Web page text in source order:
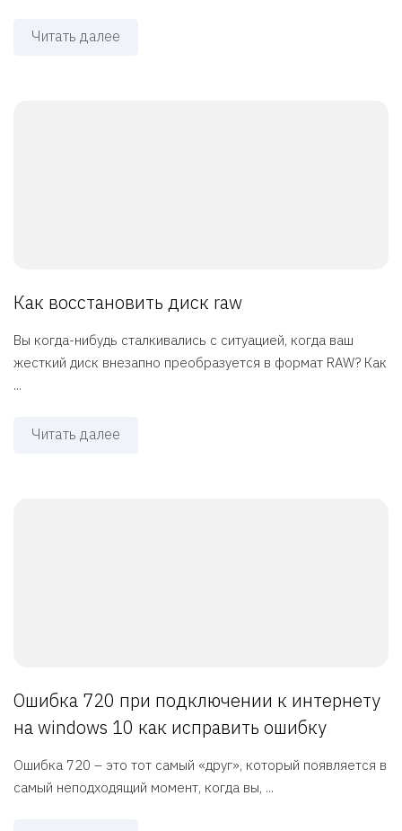
Читать далее
Как восстановить диск raw
Вы когда-нибудь сталкивались с ситуацией, когда ваш
жесткий диск внезапно преобразуется в формат RAW? Как
...
Читать далее
Ошибка 720 при подключении к интернету
на windows 10 как исправить ошибку
Ошибка 720 – это тот самый «друг», который появляется в
самый неподходящий момент, когда вы, ...